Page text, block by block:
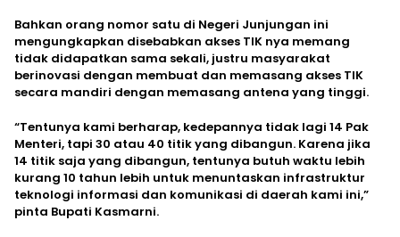
Bahkan orang nomor satu di Negeri Junjungan ini
mengungkapkan disebabkan akses TIK nya memang
tidak didapatkan sama sekali, justru masyarakat
berinovasi dengan membuat dan memasang akses TIK
secara mandiri dengan memasang antena yang tinggi.
“Tentunya kami berharap, kedepannya tidak lagi 14 Pak
Menteri, tapi 30 atau 40 titik yang dibangun. Karena jika
14 titik saja yang dibangun, tentunya butuh waktu lebih
kurang 10 tahun lebih untuk menuntaskan infrastruktur
teknologi informasi dan komunikasi di daerah kami ini,”
pinta Bupati Kasmarni.